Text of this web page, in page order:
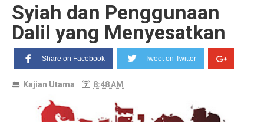
Syiah dan Penggunaan
Dalil yang Menyesatkan
Share on Facebook Tweet on Twitter
Kajian Utama 8:48 AM